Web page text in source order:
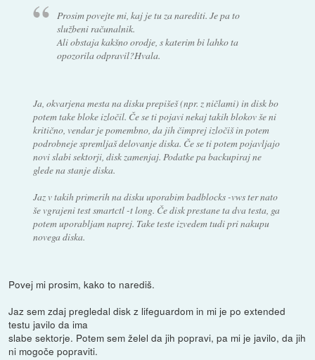
Prosim povejte mi, kaj je tu za narediti. Je pa to
službeni računalnik.
Ali obstaja kakšno orodje, s katerim bi lahko ta
opozorila odpravil?Hvala.
Ja, okvarjena mesta na disku prepišeš (npr. z ničlami) in disk bo
potem take bloke izločil. Če se ti pojavi nekaj takih blokov še ni
kritično, vendar je pomembno, da jih čimprej izločiš in potem
podrobneje spremljaš delovanje diska. Če se ti potem pojavljajo
novi slabi sektorji, disk zamenjaj. Podatke pa backupiraj ne
glede na stanje diska.
Jaz v takih primerih na disku uporabimbadblocks -vwster nato
še vgrajeni testsmartctl -t long. Če disk prestane ta dva testa, ga
potem uporabljam naprej. Take teste izvedem tudi pri nakupu
novega diska.
Povej mi prosim, kako to narediš.
Jaz sem zdaj pregledal disk z lifeguardom in mi je po extended
testu javilo da ima
slabe sektorje. Potem sem želel da jih popravi, pa mi je javilo, da jih
ni mogoče popraviti.